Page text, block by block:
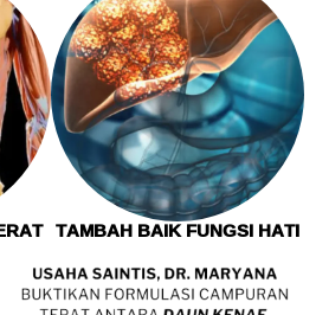
TAMBAH BAIK FUNGSI HATI